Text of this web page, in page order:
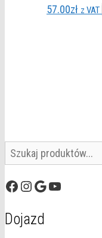
57.00zł z VAT
Szukaj
Facebook
Instagram
GoogleYouTube
Dojazd